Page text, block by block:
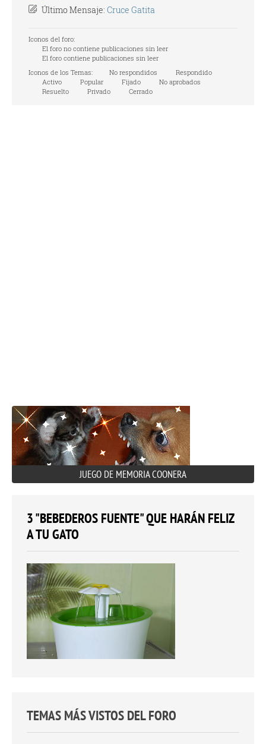
Último Mensaje: Cruce Gatita
Iconos del foro:
El foro no contiene publicaciones sin leer
El foro contiene publicaciones sin leer
Iconos de los Temas:
No respondidos
Respondido
Activo
Popular Fijado
No aprobados
Resuelto
Privado Cerrado
JUEGO DE MEMORIA COONERA
3 "BEBEDEROS FUENTE" QUE HARÁN FELIZ
A TU GATO
TEMAS MÁS VISTOS DEL FORO